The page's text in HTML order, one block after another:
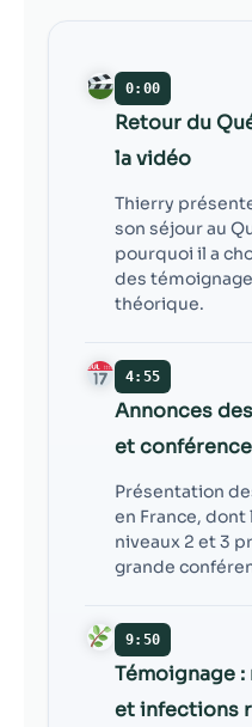
0:00
Retour du
la vidéo
Thierry
son séjour au
pourquoi il a
des
théorique.
4:55
Annonces
et
Présentation
en France, dont
niveaux 2 et 3
grande
9:50
Témoignage
et infections